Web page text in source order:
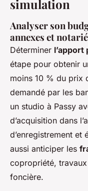
simulation
Analyser son
annexes et
Déterminer l’apport
étape pour obtenir
moins 10 % du prix
demandé par les
un studio à Passy
d’acquisition dans
d’enregistrement et
aussi anticiper les
copropriété,
foncière.